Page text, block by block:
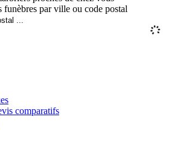
funèbres par ville ou code postal
comparatifs